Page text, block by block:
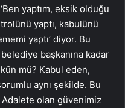
yaptım, eksik olduğu
yaptı, kabulünü
yaptı’ diyor. Bu
başkanına kadar
mü? Kabul eden,
aynı şekilde. Bu
olan güvenimiz